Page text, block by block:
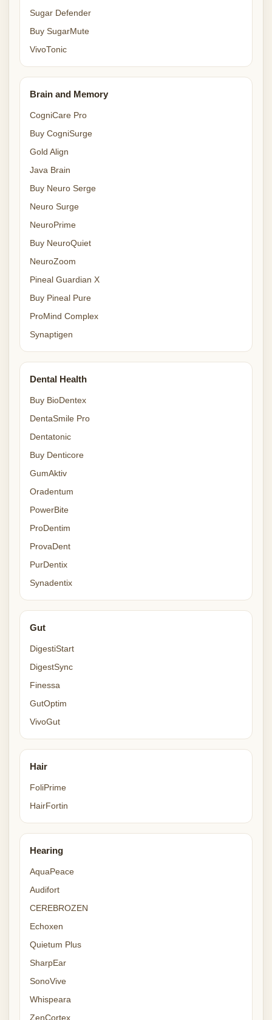
Sugar Defender
Buy SugarMute
VivoTonic
Brain and Memory
CogniCare Pro
Buy CogniSurge
Gold Align
Java Brain
Buy Neuro Serge
Neuro Surge
NeuroPrime
Buy NeuroQuiet
NeuroZoom
Pineal Guardian X
Buy Pineal Pure
ProMind Complex
Synaptigen
Dental Health
Buy BioDentex
DentaSmile Pro
Dentatonic
Buy Denticore
GumAktiv
Oradentum
PowerBite
ProDentim
ProvaDent
PurDentix
Synadentix
Gut
DigestiStart
DigestSync
Finessa
GutOptim
VivoGut
Hair
FoliPrime
HairFortin
Hearing
AquaPeace
Audifort
CEREBROZEN
Echoxen
Quietum Plus
SharpEar
SonoVive
Whispeara
ZenCortex